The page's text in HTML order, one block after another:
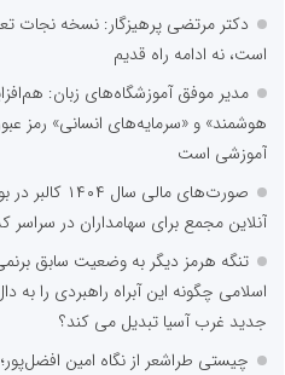
دکتر مرتضی پرهیزگار: نسخه نجات
است، نه ادامه راه قدیم
مدیر موفق آموزشگاه‌های زبان:
هوشمند» و «سرمایه‌های انسانی» رمز
آموزشی است
صورت‌های مالی
آنلاین مجمع برای سهامداران در سراسر
تنگه هرمز دیگر به وضعیت سابق
اسلامی چگونه این آبراه راهبردی را به
جدید غرب آسیا تبدیل می کند؟
چیستی طراشعر از نگاه امین